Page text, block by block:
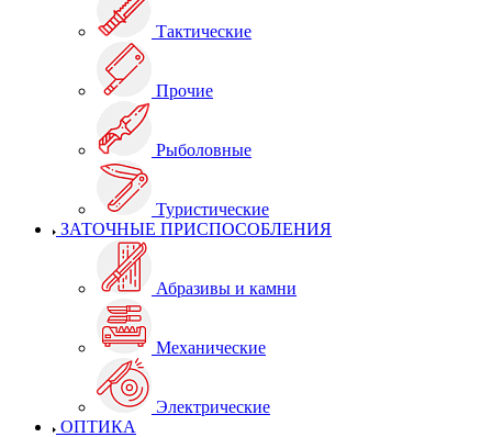
Тактические
Прочие
Рыболовные
Туристические
ЗАТОЧНЫЕ ПРИСПОСОБЛЕНИЯ
Абразивы и камни
Механические
Электрические
ОПТИКА